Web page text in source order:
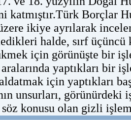
katmıştır.Türk Borçlar
ikiye ayrılarak
halde, sırf
için görünüşte bir
yaptıkları bir
aldatmak için yaptıkları
unsurları, görünürdeki
konusu olan gizli